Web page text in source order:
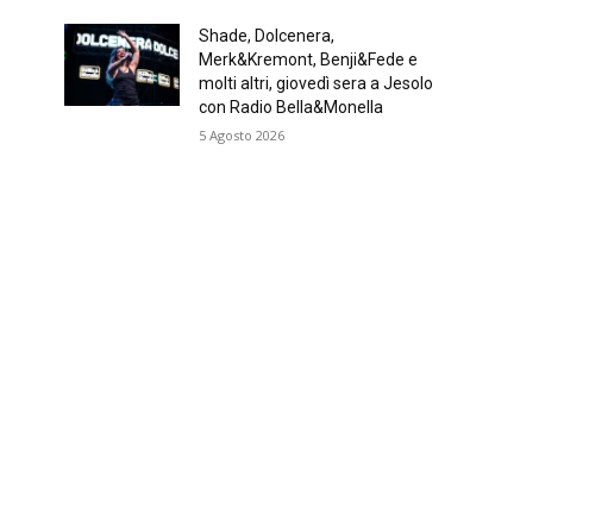
Shade, Dolcenera,
Merk&Kremont, Benji&Fede e
molti altri, giovedì sera a Jesolo
con Radio Bella&Monella
5 Agosto 2026